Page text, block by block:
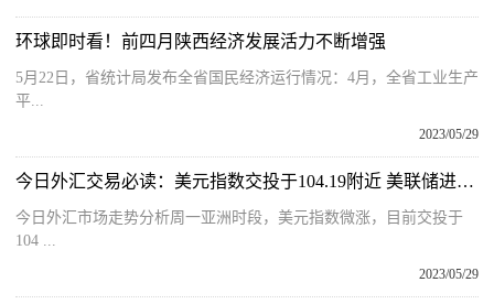
环球即时看！前四月陕西经济发展活力不断增强
5月22日，省统计局发布全省国民经济运行情况：4月，全省工业生产
平...
2023/05/29
今日外汇交易必读：美元指数交投于104.19附近 美联储进一步加息前景上升_世界观察
今日外汇市场走势分析周一亚洲时段，美元指数微涨，目前交投于
104 ...
2023/05/29